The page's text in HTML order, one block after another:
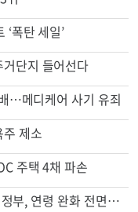
폭탄 세일’
단지 들어선다
…메디케어 사기 유죄
제소
주택 4채 파손
"65세 복수국적 빗장 푸나"... 한국 정부, 연령 완화 전면 추진